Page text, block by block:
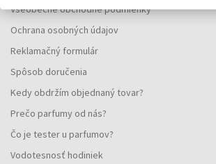
Všeobecné obchodné podmienky
Ochrana osobných údajov
Reklamačný formulár
Spôsob doručenia
Kedy obdržím objednaný tovar?
Prečo parfumy od nás?
Čo je tester u parfumov?
Vodotesnosť hodiniek